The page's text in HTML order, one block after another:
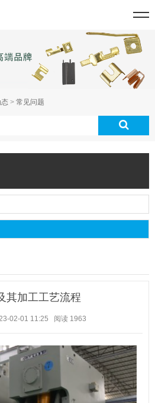
态 > 常见问题
其加工工艺流程
02-01 11:25 阅读 1963